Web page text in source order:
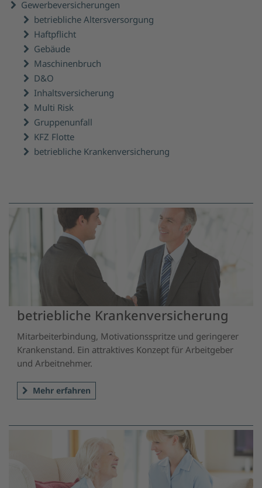
Gewerbeversicherungen
betriebliche Altersversorgung
Haftpflicht
Gebäude
Maschinenbruch
D&O
Inhaltsversicherung
Multi Risk
Gruppenunfall
KFZ Flotte
betriebliche Krankenversicherung
betriebliche Krankenversicherung
Mitarbeiterbindung, Motivationsspritze und geringerer
Krankenstand. Ein attraktives Konzept für Arbeitgeber
und Arbeitnehmer.
Mehr erfahren